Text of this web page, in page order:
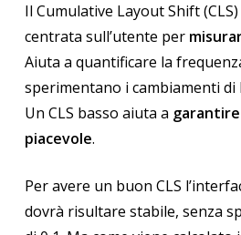
Il Cumulative Layout Shift
centrata sull’utente per
Aiuta a quantificare la
sperimentano i cambiamenti
Un CLS basso aiuta a garantire
piacevole.
Per avere un buon CLS
dovrà risultare stabile, senza